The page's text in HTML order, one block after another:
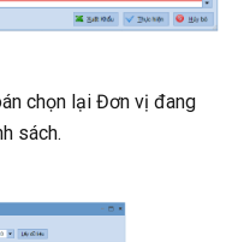
chọn lại Đơn vị đang
sách.